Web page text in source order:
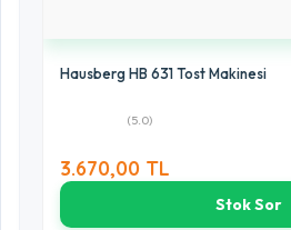
Hausberg HB 631 Tost Makinesi
(5.0)
3.670,00 TL
Stok Sor